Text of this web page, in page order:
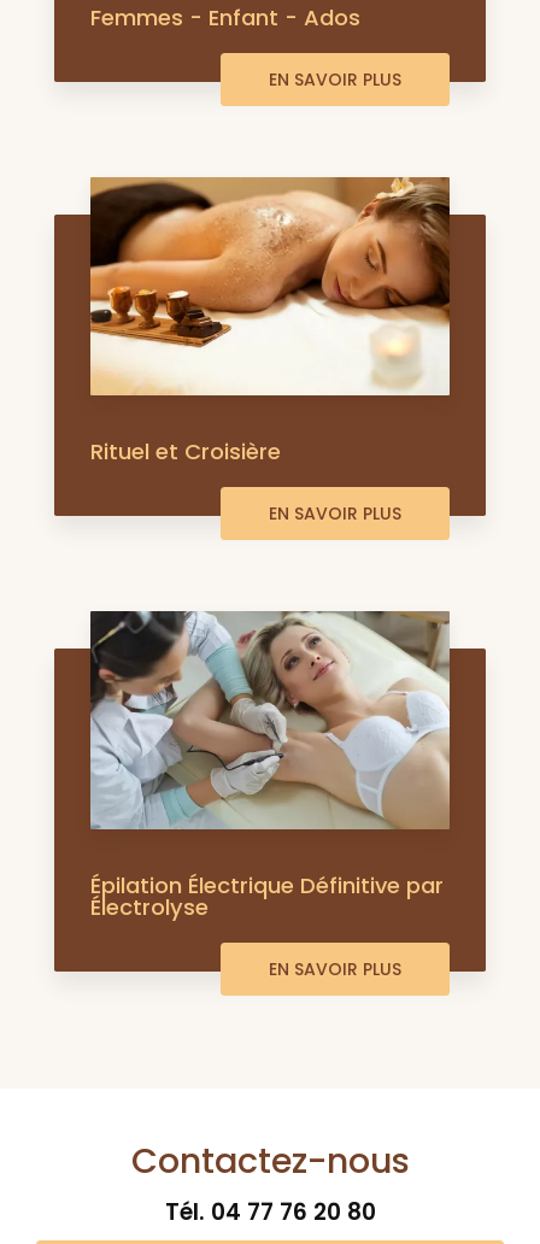
Femmes - Enfant - Ados
EN SAVOIR PLUS
Rituel et Croisière
EN SAVOIR PLUS
Épilation Électrique Définitive par
Électrolyse
EN SAVOIR PLUS
Contactez-nous
Tél. 04 77 76 20 80